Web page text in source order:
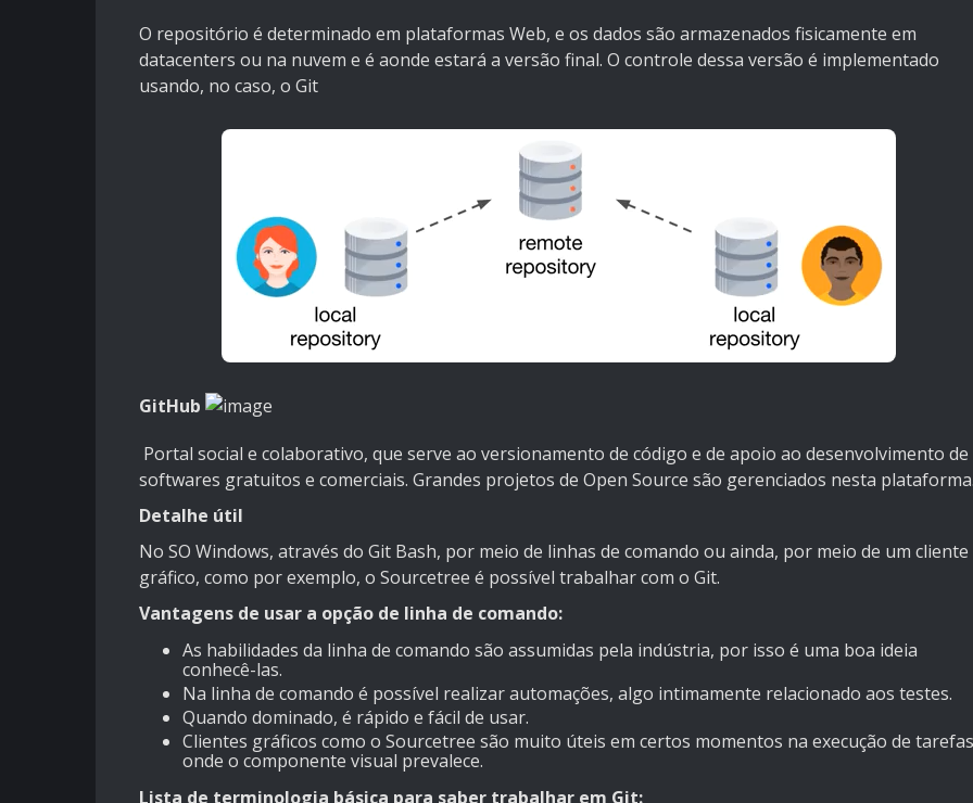
O repositório é determinado em plataformas Web, e os dados são armazenados fisicamente em
datacenters ou na nuvem e é aonde estará a versão final. O controle dessa versão é implementado
usando, no caso, o Git
GitHub
Portal social e colaborativo, que serve ao versionamento de código e de apoio ao desenvolvimento de
softwares gratuitos e comerciais. Grandes projetos de Open Source são gerenciados nesta
Detalhe útil
No SO Windows, através do Git Bash, por meio de linhas de comando ou ainda, por meio de um cliente
gráfico, como por exemplo, o Sourcetree é possível trabalhar com o Git.
Vantagens de usar a opção de linha de comando:
As habilidades da linha de comando são assumidas pela indústria, por isso é uma boa ideia
conhecê-las.
Na linha de comando é possível realizar automações, algo intimamente relacionado aos testes.
Quando dominado, é rápido e fácil de usar.
Clientes gráficos como o Sourcetree são muito úteis em certos momentos na execução de tarefas
onde o componente visual prevalece.
Lista de terminologia básica para saber trabalhar em Git: